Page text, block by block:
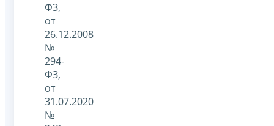
ФЗ,
от
26.12.2008
№
294-
ФЗ,
от
31.07.2020
№